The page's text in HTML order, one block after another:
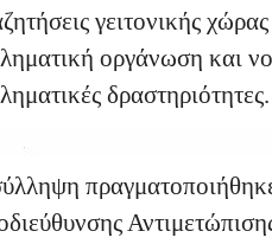
γειτονικής
οργάνωση και
δραστηριότητες.